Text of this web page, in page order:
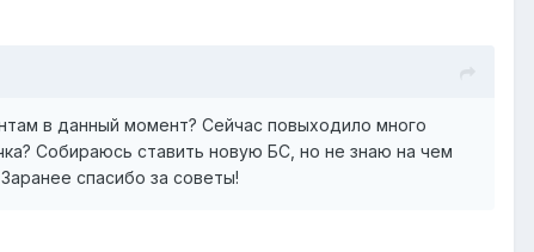
в данный момент? Сейчас повыходило много
Собираюсь ставить новую БС, но не знаю на чем
спасибо за советы!